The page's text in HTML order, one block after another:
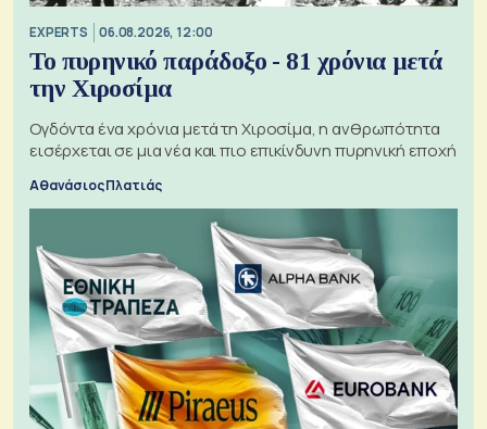
EXPERTS 06.08.2026, 12:00
Το πυρηνικό παράδοξο - 81 χρόνια μετά
την Χιροσίμα
Ογδόντα ένα χρόνια μετά τη Χιροσίμα, η ανθρωπότητα
εισέρχεται σε μια νέα και πιο επικίνδυνη πυρηνική εποχή
Αθανάσιος Πλατιάς